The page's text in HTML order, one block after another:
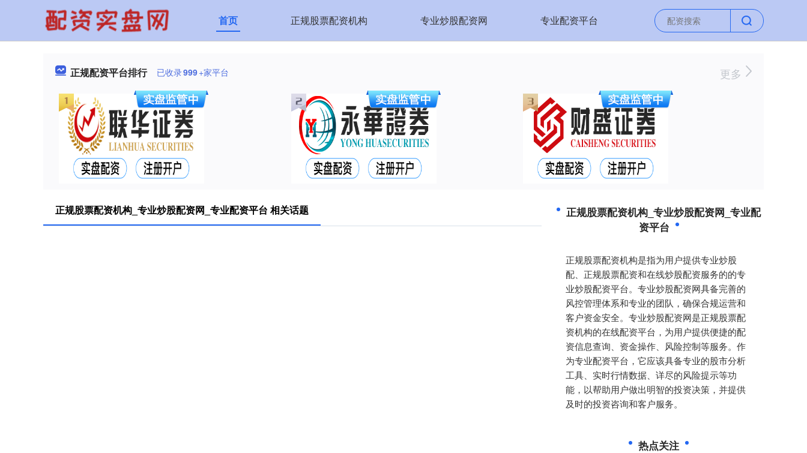
首页 正规股票配资机构 专业炒股配资网 专业配资平台
正规配资平台排行 已收录999+家平台 更多
正规股票配资机构_专业炒股配资网_专业配资平台 相关话题
正规股票配资机构_专业炒股配资网_专业配
资平台
正规股票配资机构是指为用户提供专业炒股
配、正规股票配资和在线炒股配资服务的的专
业炒股配资平台。专业炒股配资网具备完善的
风控管理体系和专业的团队，确保合规运营和
客户资金安全。专业炒股配资网是正规股票配
资机构的在线配资平台，为用户提供便捷的配
资信息查询、资金操作、风险控制等服务。作
为专业配资平台，它应该具备专业的股市分析
工具、实时行情数据、详尽的风险提示等功
能，以帮助用户做出明智的投资决策，并提供
及时的投资咨询和客户服务。
热点关注